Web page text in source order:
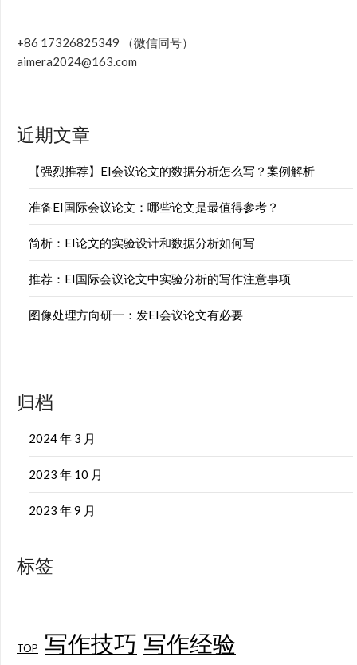
+86 17326825349 （微信同号）
aimera2024@163.com
近期文章
【强烈推荐】EI会议论文的数据分析怎么写？案例解析
准备EI国际会议论文：哪些论文是最值得参考？
简析：EI论文的实验设计和数据分析如何写
推荐：EI国际会议论文中实验分析的写作注意事项
图像处理方向研一：发EI会议论文有必要
归档
2024 年 3 月
2023 年 10 月
2023 年 9 月
标签
TOP 写作技巧 写作经验